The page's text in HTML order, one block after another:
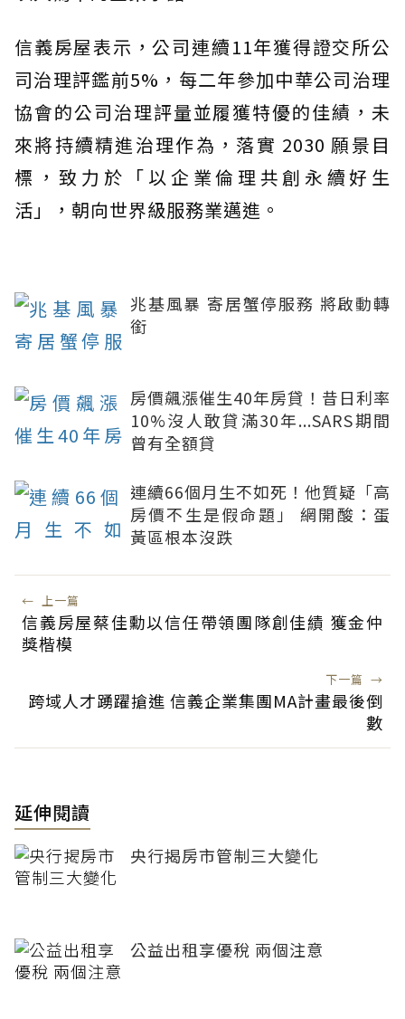
信義房屋表示，公司連續11年獲得證交所公
司治理評鑑前5%，每二年參加中華公司治理
協會的公司治理評量並履獲特優的佳績，未
來將持續精進治理作為，落實 2030 願景目
標，致力於「以企業倫理共創永續好生
活」，朝向世界級服務業邁進。
兆基風暴 寄居蟹停服務 將啟動轉
銜
房價飆漲催生40年房貸！昔日利率
10%沒人敢貸滿30年...SARS期間
曾有全額貸
連續66個月生不如死！他質疑「高
房價不生是假命題」 網開酸：蛋
黃區根本沒跌
← 上一篇
信義房屋蔡佳勳以信任帶領團隊創佳績 獲金仲
獎楷模
下一篇 →
跨域人才踴躍搶進 信義企業集團MA計畫最後倒
數
延伸閱讀
央行揭房市管制三大變化
公益出租享優稅 兩個注意